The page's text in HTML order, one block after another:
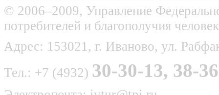
© 2006–2009, Управление
потребителей и благополучия
Адрес: 153021, г. Иваново, ул.
Тел.: +7 (4932) 30-30-13, 38-